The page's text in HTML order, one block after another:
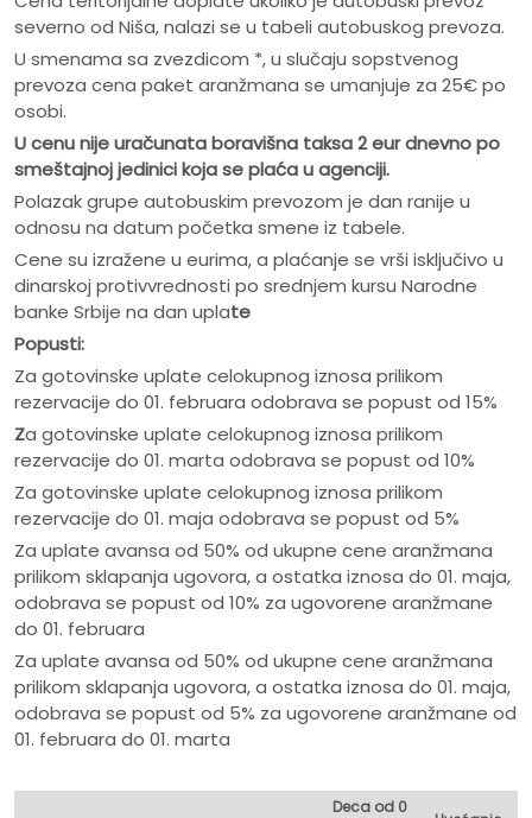
severno od Niša, nalazi se u tabeli autobuskog prevoza.
U smenama sa zvezdicom *, u slučaju sopstvenog
prevoza cena paket aranžmana se umanjuje za 25€ po
osobi.
U cenu nije uračunata boravišna taksa 2 eur dnevno po
smeštajnoj jedinici koja se plaća u agenciji.
Polazak grupe autobuskim prevozom je dan ranije u
odnosu na datum početka smene iz tabele.
Cene su izražene u eurima, a plaćanje se vrši isključivo u
dinarskoj protivvrednosti po srednjem kursu Narodne
banke Srbije na dan uplate
Popusti:
Za gotovinske uplate celokupnog iznosa prilikom
rezervacije do 01. februara odobrava se popust od 15%
Za gotovinske uplate celokupnog iznosa prilikom
rezervacije do 01. marta odobrava se popust od 10%
Za gotovinske uplate celokupnog iznosa prilikom
rezervacije do 01. maja odobrava se popust od 5%
Za uplate avansa od 50% od ukupne cene aranžmana
prilikom sklapanja ugovora, a ostatka iznosa do 01. maja,
odobrava se popust od 10% za ugovorene aranžmane
do 01. februara
Za uplate avansa od 50% od ukupne cene aranžmana
prilikom sklapanja ugovora, a ostatka iznosa do 01. maja,
odobrava se popust od 5% za ugovorene aranžmane od
01. februara do 01. marta
Deca od 0